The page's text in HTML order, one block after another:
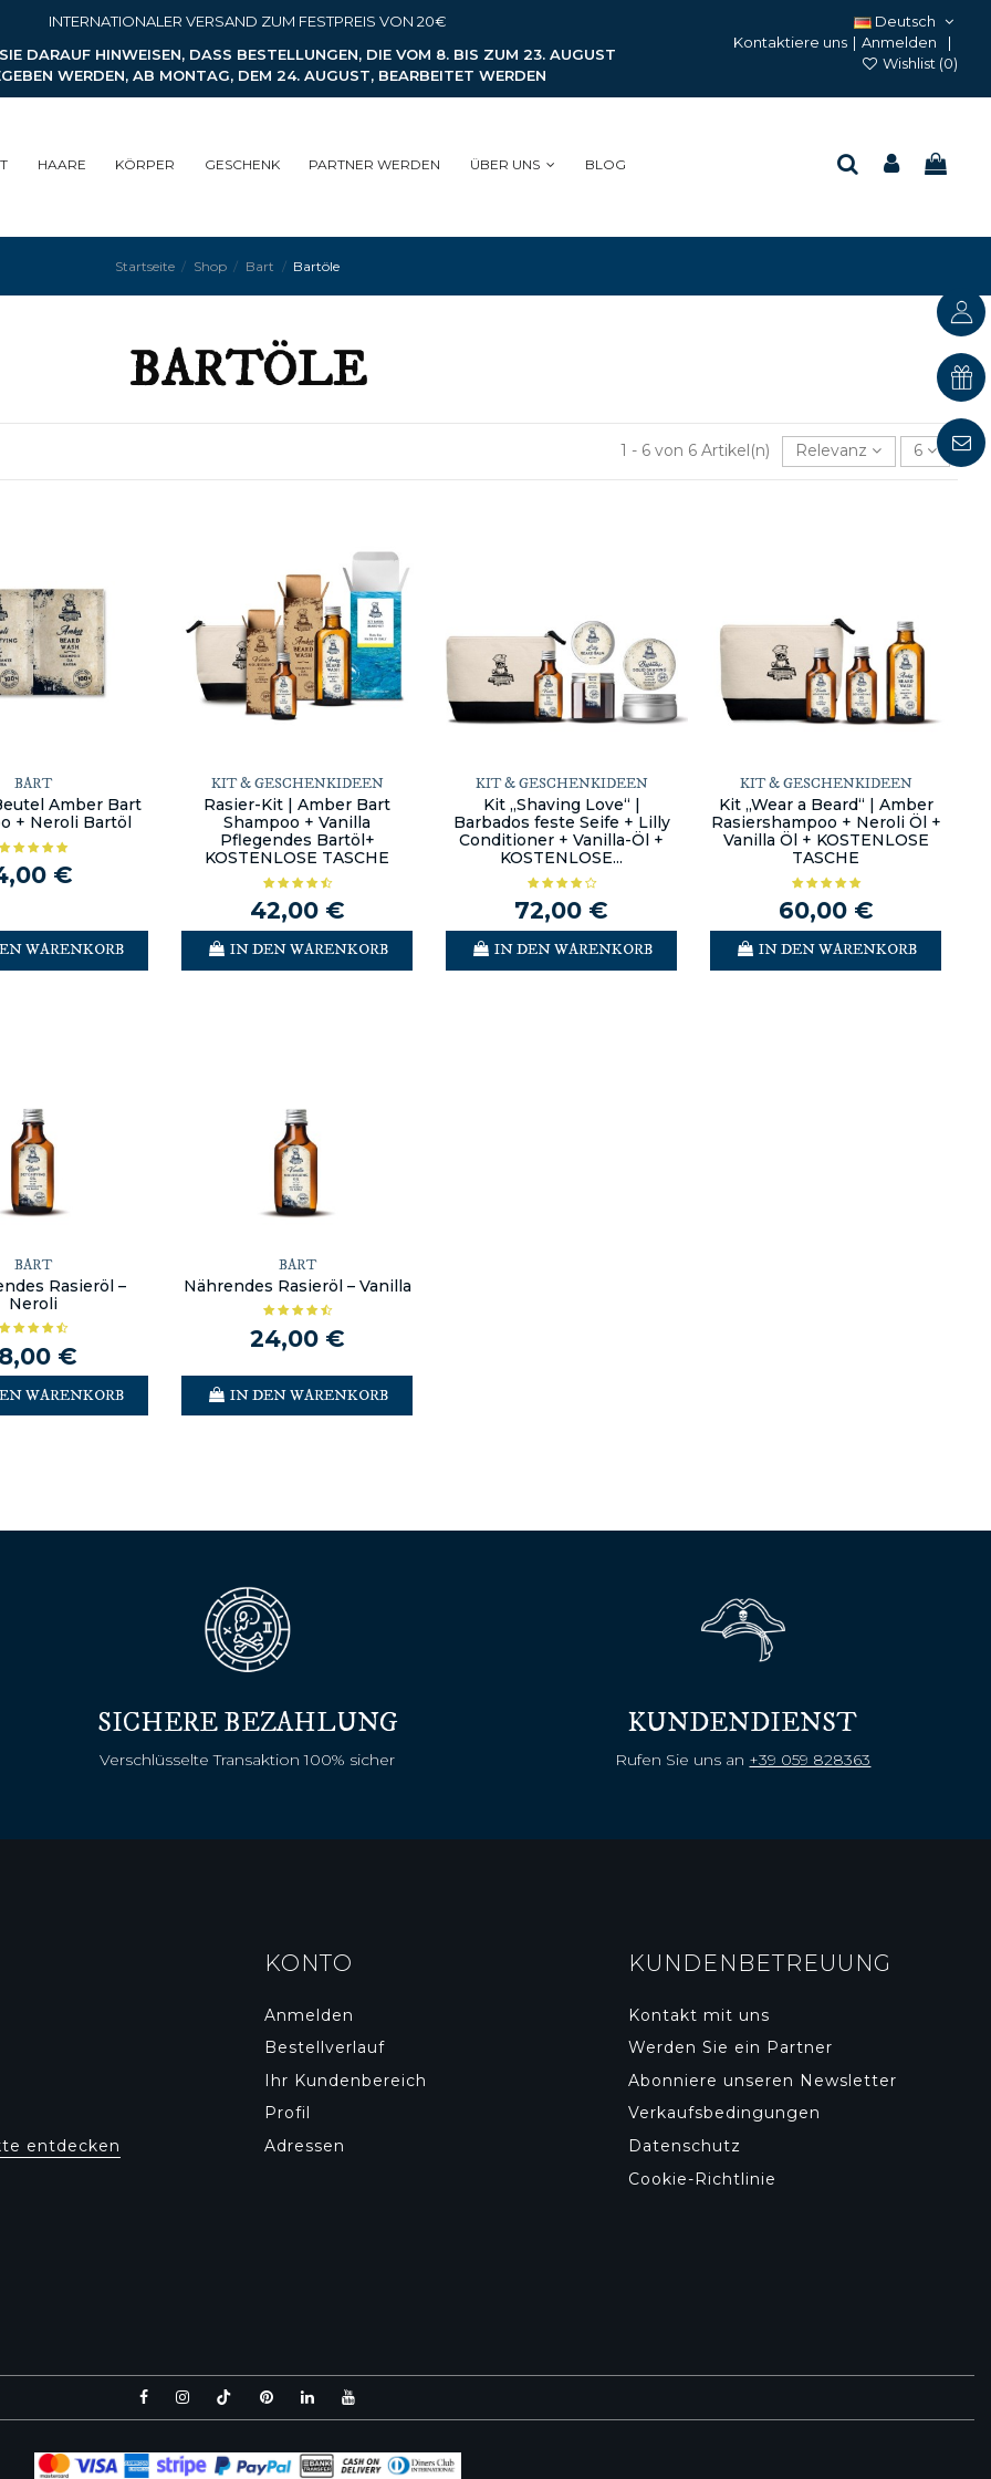
INTERNATIONALER VERSAND ZUM FESTPREIS VON 20€
DARAUF HINWEISEN, DASS BESTELLUNGEN, DIE VOM 8. BIS ZUM 23. AUGUST
WERDEN, AB MONTAG, DEM 24. AUGUST, BEARBEITET WERDEN
Deutsch
Kontaktiere uns | Anmelden
Wishlist (0)
HAARE KÖRPER GESCHENK PARTNER WERDEN ÜBER UNS BLOG
Startseite Shop Bart Bartöle
BARTÖLE
1 - 6 von 6 Artikel(n) Relevanz 6
BART
Amber Bart
+ Neroli Bartöl
€
WARENKORB
KIT & GESCHENKIDEEN
Rasier-Kit | Amber Bart
Shampoo + Vanilla
Pflegendes Bartöl+
KOSTENLOSE TASCHE
42,00 €
IN DEN WARENKORB
KIT & GESCHENKIDEEN
Kit „Shaving Love“ |
Barbados feste Seife + Lilly
Conditioner + Vanilla-Öl +
KOSTENLOSE...
72,00 €
IN DEN WARENKORB
KIT & GESCHENKIDEEN
Kit „Wear a Beard“ | Amber
Rasiershampoo + Neroli Öl +
Vanilla Öl + KOSTENLOSE
TASCHE
60,00 €
IN DEN WARENKORB
BART
Rasieröl –
Neroli
€
WARENKORB
BART
Nährendes Rasieröl – Vanilla
24,00 €
IN DEN WARENKORB
SICHERE BEZAHLUNG
Verschlüsselte Transaktion 100% sicher
KUNDENDIENST
Rufen Sie uns an +39 059 828363
entdecken
KONTO
Anmelden
Bestellverlauf
Ihr Kundenbereich
Profil
Adressen
KUNDENBETREUUNG
Kontakt mit uns
Werden Sie ein Partner
Abonniere unseren Newsletter
Verkaufsbedingungen
Datenschutz
Cookie-Richtlinie